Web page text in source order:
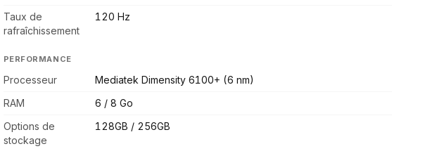
Taux de
rafraîchissement
120 Hz
PERFORMANCE
Processeur
Mediatek Dimensity 6100+ (6 nm)
RAM
6 / 8 Go
Options de
stockage
128GB / 256GB